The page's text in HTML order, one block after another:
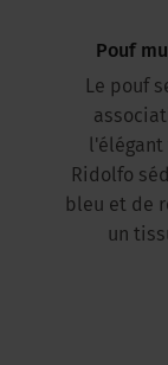
Pouf
Le pouf
Ridolfo
bleu et de
un